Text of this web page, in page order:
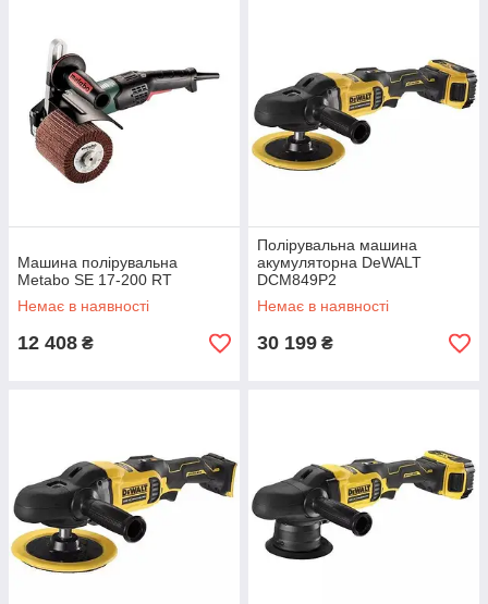
Машина полірувальна
Metabo SE 17-200 RT
Немає в наявності
12 408 ₴
Полірувальна машина
акумуляторна DeWALT
DCM849P2
Немає в наявності
30 199 ₴